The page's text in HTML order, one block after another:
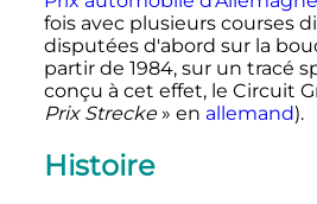
fois avec plusieurs courses
disputées d'abord sur la
partir de 1984, sur un tracé
conçu à cet effet, le Circuit
Prix Strecke » en allemand).
Histoire